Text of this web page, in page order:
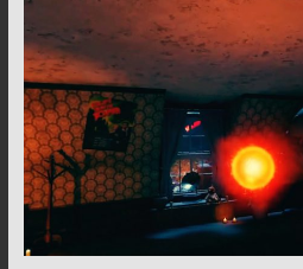
astuces
pour
le
mode
zombie
de
Call